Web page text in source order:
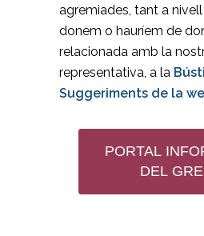
agremiades, tant a
donem o hauríem de
relacionada amb la
representativa, a la
Suggeriments de la
PORTAL
DEL